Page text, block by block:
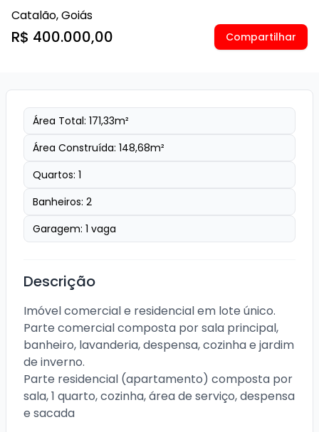
Catalão,Goiás
R$ 400.000,00 Compartilhar
Área Total: 171,33m²
Área Construída: 148,68m²
Quartos: 1
Banheiros: 2
Garagem: 1 vaga
Descrição
Imóvel comercial e residencial em lote único.
Parte comercial composta por sala principal,
banheiro, lavanderia, despensa, cozinha e jardim
de inverno.
Parte residencial (apartamento) composta por
sala, 1 quarto, cozinha, área de serviço, despensa
e sacada